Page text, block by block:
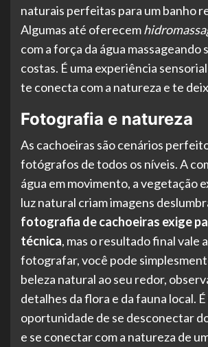
naturais perfeitas para um banho
Algumas até oferecem
com a força da água massageando
costas. É uma experiência
te conecta com a natureza e te
Fotografia e natureza
As cachoeiras são cenários
fotógrafos de todos os níveis. A
água em movimento, a vegetação
luz natural criam imagens
fotografia de cachoeiras exige
técnica, mas o resultado final vale
fotografar, você pode
beleza natural ao seu redor,
detalhes da flora e da fauna local. É
oportunidade de se desconectar
e se conectar com a natureza de